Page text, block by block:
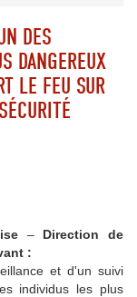
DES
DANGEREUX
LE FEU SUR
– Direction de
:
et d'un suivi
individus les plus